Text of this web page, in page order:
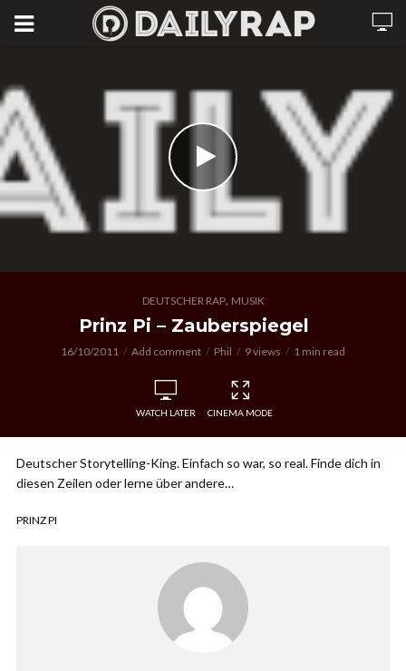
DEUTSCHER RAP, MUSIK
Prinz Pi – Zauberspiegel
16/10/2011 Add comment Phil 9 views 1 min read
WATCH LATER CINEMA MODE
Deutscher Storytelling-King. Einfach so war, so real. Finde dich in
diesen Zeilen oder lerne über andere…
PRINZ PI